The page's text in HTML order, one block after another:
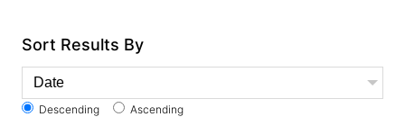
Sort Results By
Descending Ascending